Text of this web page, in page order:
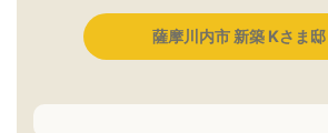
薩摩川内市 新築 Kさま邸